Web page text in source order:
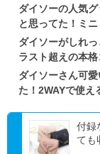
ダイソーの人気
と思ってた！ミ
ダイソーがしれ
ラスト超えの本
ダイソーさん可
た！2WAYで使え
付録
ても